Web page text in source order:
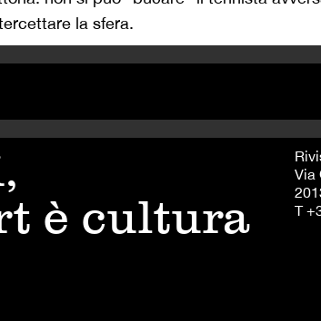
la sfera.
è cultura
Via
T